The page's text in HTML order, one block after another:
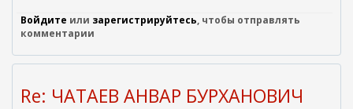
Войдите или зарегистрируйтесь, чтобы отправлять
комментарии
Re: ЧАТАЕВ АНВАР БУРХАНОВИЧ